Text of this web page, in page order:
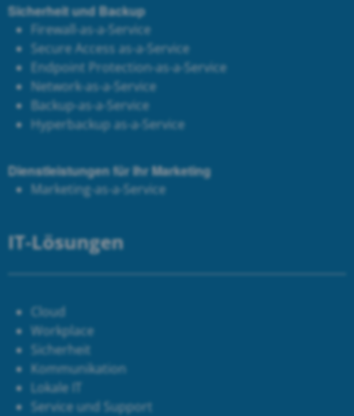
Sicherheit und Backup
Firewall-as-a-Service
Secure Access as-a-Service
Endpoint Protection-as-a-Service
Network-as-a-Service
Backup-as-a-Service
Hyperbackup as-a-Service
Dienstleistungen für Ihr Marketing
Marketing-as-a-Service
IT-Lösungen
Cloud
Workplace
Sicherheit
Kommunikation
Lokale IT
Service und Support